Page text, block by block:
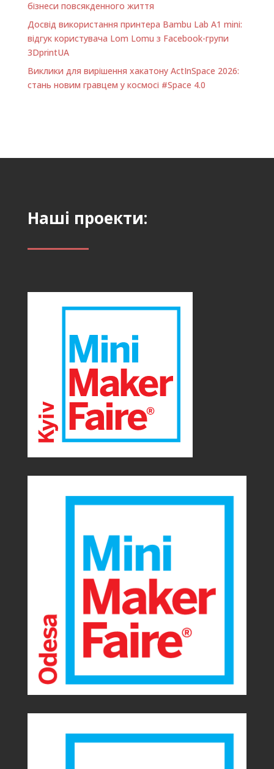
бізнеси повсякденного життя
Досвід використання принтера Bambu Lab A1 minі:
відгук користувача Lom Lomu з Facebook-групи
3DprintUA
Виклики для вирішення хакатону ActInSpace 2026:
стань новим гравцем у космосі #Space 4.0
Наші проекти: